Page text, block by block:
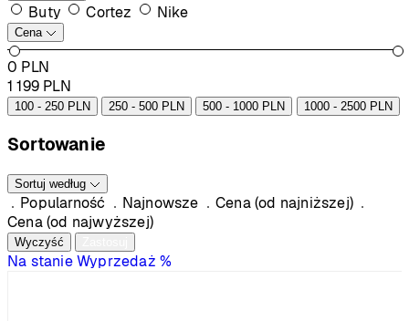
Buty Cortez Nike
Cena
0 PLN
1 199 PLN
100 - 250 PLN 250 - 500 PLN 500 - 1000 PLN 1000 - 2500 PLN
Sortowanie
Sortuj według
Popularność Najnowsze
Cena (od najniższej)
Cena (od najwyższej)
Wyczyść
Na stanieWyprzedaż